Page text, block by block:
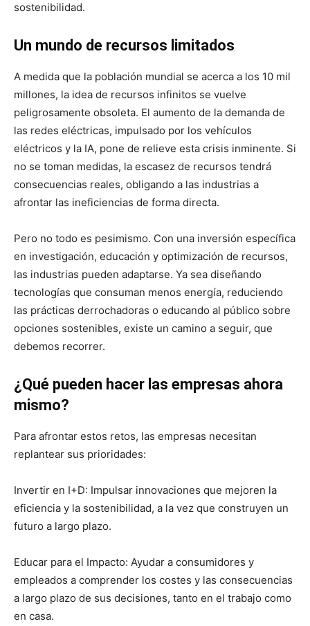
sostenibilidad.
Un mundo de recursos limitados
A medida que la población mundial se acerca a los 10 mil
millones, la idea de recursos infinitos se vuelve
peligrosamente obsoleta. El aumento de la demanda de
las redes eléctricas, impulsado por los vehículos
eléctricos y la IA, pone de relieve esta crisis inminente. Si
no se toman medidas, la escasez de recursos tendrá
consecuencias reales, obligando a las industrias a
afrontar las ineficiencias de forma directa.
Pero no todo es pesimismo. Con una inversión específica
en investigación, educación y optimización de recursos,
las industrias pueden adaptarse. Ya sea diseñando
tecnologías que consuman menos energía, reduciendo
las prácticas derrochadoras o educando al público sobre
opciones sostenibles, existe un camino a seguir, que
debemos recorrer.
¿Qué pueden hacer las empresas ahora
mismo?
Para afrontar estos retos, las empresas necesitan
replantear sus prioridades:
Invertir en I+D: Impulsar innovaciones que mejoren la
eficiencia y la sostenibilidad, a la vez que construyen un
futuro a largo plazo.
Educar para el Impacto: Ayudar a consumidores y
empleados a comprender los costes y las consecuencias
a largo plazo de sus decisiones, tanto en el trabajo como
en casa.